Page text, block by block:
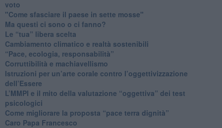
voto
"Come sfasciare il paese in sette mosse"
​Ma questi ci sono o ci fanno?
​Le “tua” libera scelta
Cambiamento climatico e realtà sostenibili
“Pace, ecologia, responsabilità”
​Corruttibilità e machiavellismo
Istruzioni per un’arte corale contro l’oggettivizzazione
dell’Essere
​L’MMPI e il mito della valutazione “oggettiva” dei test
psicologici
Come migliorare la proposta “pace terra dignità”
Caro Papa Francesco